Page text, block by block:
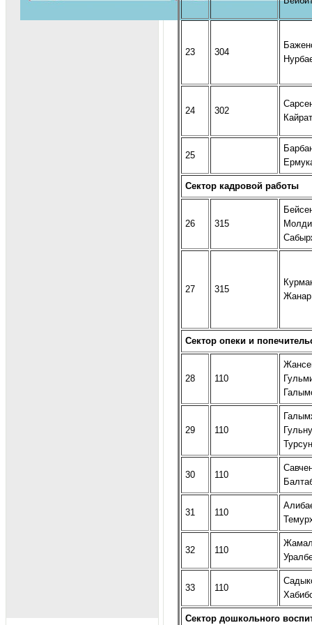
23 304
24 302
25
Сектор кадровой работы
26 315
27 315
Жанар
Сектор опеки и
28 110
29 110
30 110
31 110
32 110
33 110
Сектор дошкольного